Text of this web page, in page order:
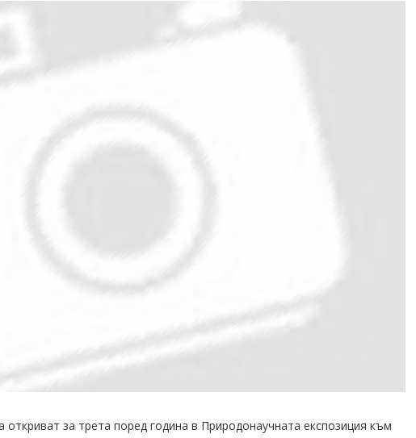
за трета поред година в Природонаучната експозиция към